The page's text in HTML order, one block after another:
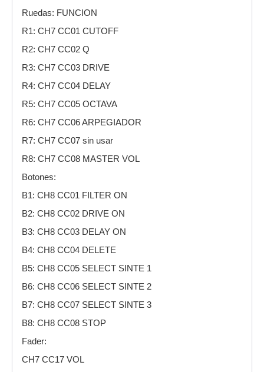
Ruedas: FUNCION
R1: CH7 CC01 CUTOFF
R2: CH7 CC02 Q
R3: CH7 CC03 DRIVE
R4: CH7 CC04 DELAY
R5: CH7 CC05 OCTAVA
R6: CH7 CC06 ARPEGIADOR
R7: CH7 CC07 sin usar
R8: CH7 CC08 MASTER VOL
Botones:
B1: CH8 CC01 FILTER ON
B2: CH8 CC02 DRIVE ON
B3: CH8 CC03 DELAY ON
B4: CH8 CC04 DELETE
B5: CH8 CC05 SELECT SINTE 1
B6: CH8 CC06 SELECT SINTE 2
B7: CH8 CC07 SELECT SINTE 3
B8: CH8 CC08 STOP
Fader:
CH7 CC17 VOL